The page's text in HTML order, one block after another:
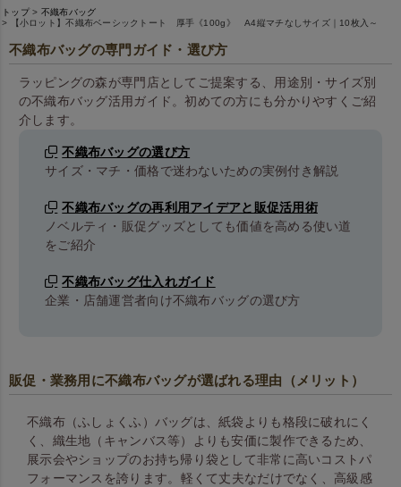
トップ
不織布バッグ
【小ロット】不織布ベーシックトート 厚手《100g》 A4縦マチなしサイズ｜10枚入～
不織布バッグの専門ガイド・選び方
ラッピングの森が専門店としてご提案する、用途別・サイズ別
の不織布バッグ活用ガイド。初めての方にも分かりやすくご紹
介します。
不織布バッグの選び方
サイズ・マチ・価格で迷わないための実例付き解説
不織布バッグの再利用アイデアと販促活用術
ノベルティ・販促グッズとしても価値を高める使い道
をご紹介
不織布バッグ仕入れガイド
企業・店舗運営者向け不織布バッグの選び方
販促・業務用に不織布バッグが選ばれる理由（メリット）
不織布（ふしょくふ）バッグは、紙袋よりも格段に破れにく
く、織生地（キャンバス等）よりも安価に製作できるため、
展示会やショップのお持ち帰り袋として非常に高いコストパ
フォーマンスを誇ります。 軽くて丈夫なだけでなく、高級感